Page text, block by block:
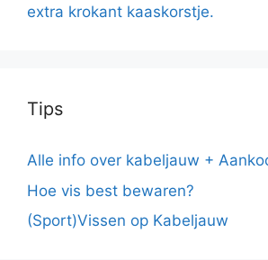
extra krokant kaaskorstje.
Tips
Alle info over kabeljauw +
Hoe vis best bewaren?
(Sport)Vissen op Kabeljauw